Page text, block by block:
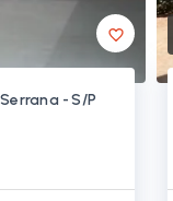
- S/P